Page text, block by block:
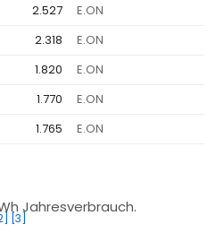
2.527 E.ON
2.318 E.ON
1.820 E.ON
1.770 E.ON
1.765 E.ON
Jahresverbrauch.
[3]